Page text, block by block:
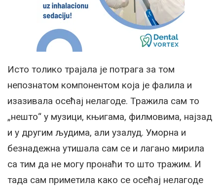
Исто толико трајала је потрага за том
непознатом компонентом која је фалила и
изазивала осећај нелагоде. Тражила сам то
„нешто“ у музици, књигама, филмовима, најзад
и у другим људима, али узалуд. Уморна и
безнадежна утишала сам се и лагано мирила
са тим да не могу пронаћи то што тражим. И
тада сам приметила како се осећај нелагоде